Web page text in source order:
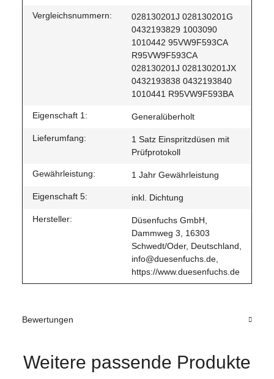
Vergleichsnummern:
028130201J 028130201G
0432193829 1003090
1010442 95VW9F593CA
R95VW9F593CA
028130201J 028130201JX
0432193838 0432193840
1010441 R95VW9F593BA
Eigenschaft 1: Generalüberholt
Lieferumfang:
1 Satz Einspritzdüsen mit
Prüfprotokoll
Gewährleistung: 1 Jahr Gewährleistung
Eigenschaft 5: inkl. Dichtung
Hersteller:
Düsenfuchs GmbH,
Dammweg 3, 16303
Schwedt/Oder, Deutschland,
info@duesenfuchs.de,
https://www.duesenfuchs.de
Bewertungen
Weitere passende Produkte